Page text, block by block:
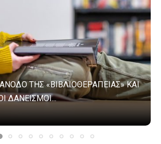
ΑΝΟΔΟ ΤΗΣ «ΒΙΒΛΙΟΘΕΡΑΠΕΙΑΣ» ΚΑΙ
ΔΑΝΕΙΣΜΟΙ...